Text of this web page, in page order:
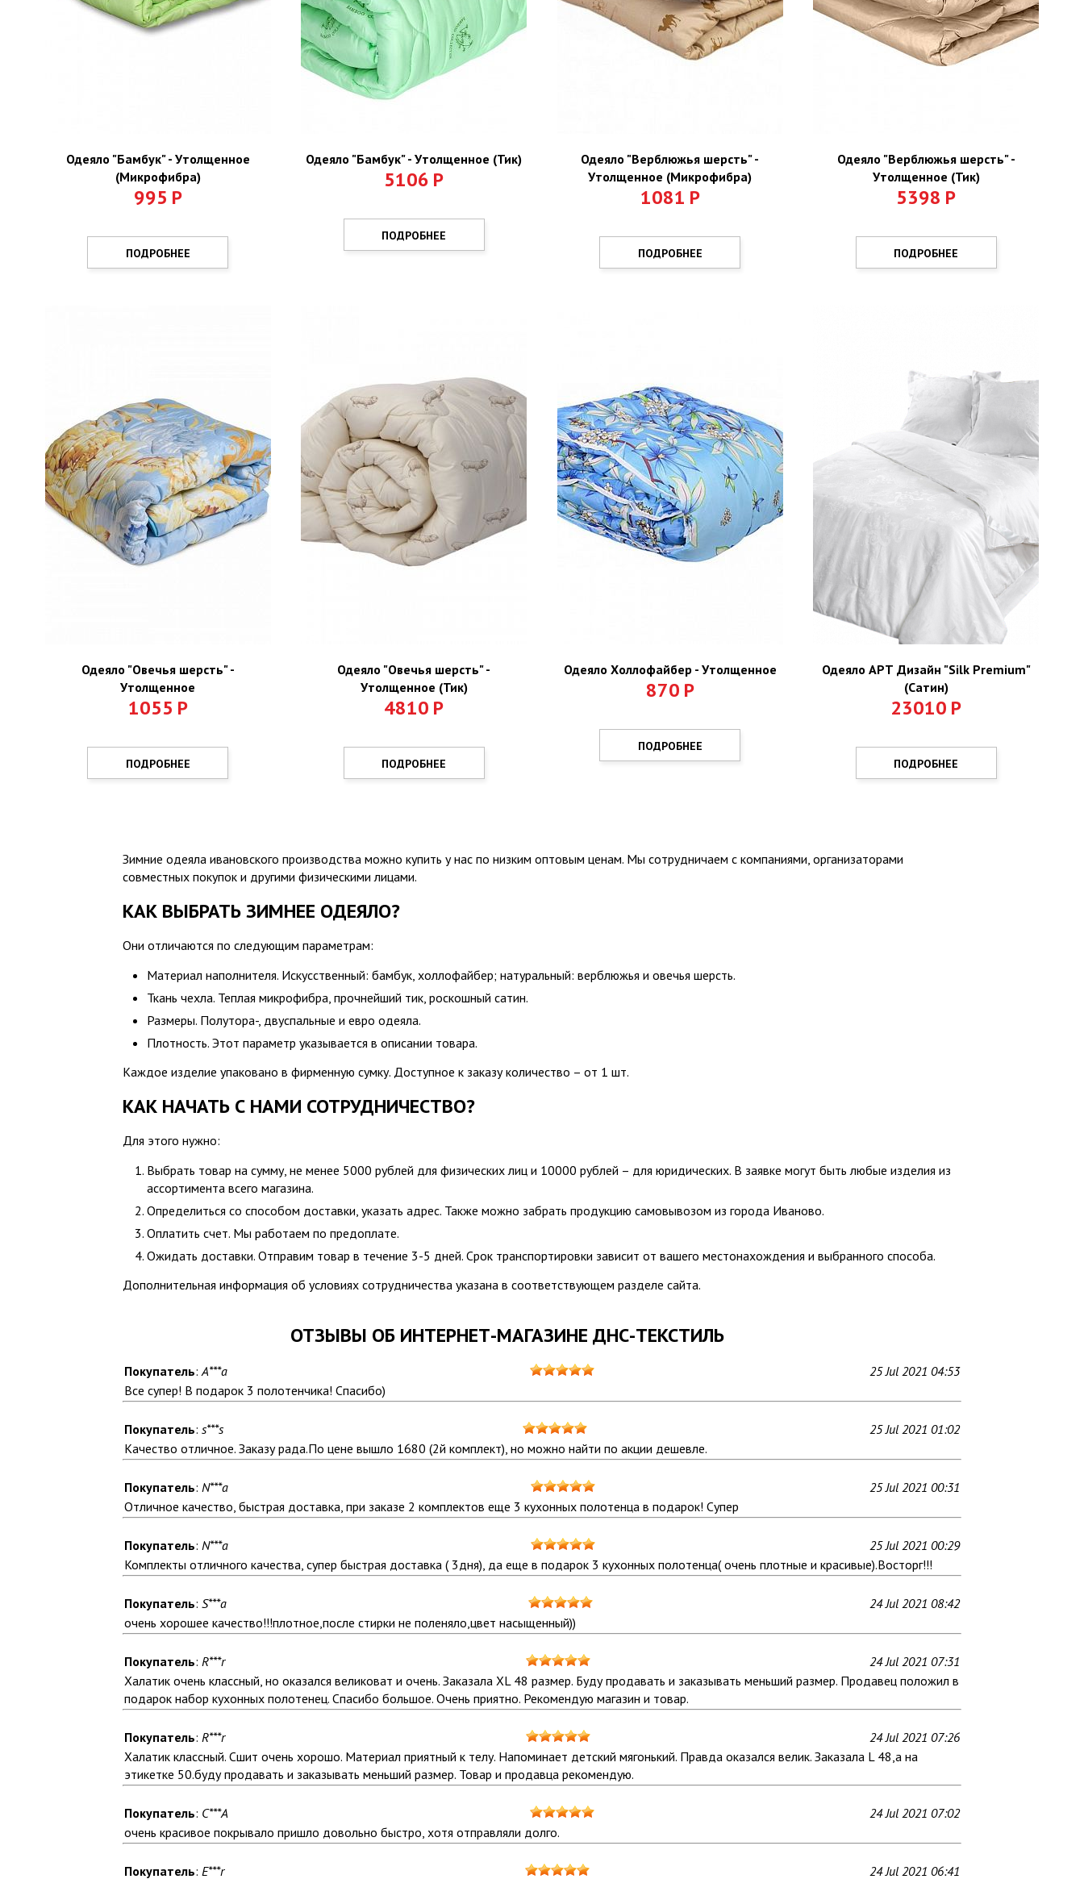
Одеяло "Бамбук" - Утолщенное
(Микрофибра)
995 Р
ПОДРОБНЕЕ
Одеяло "Бамбук" - Утолщенное (Тик)
5106 Р
ПОДРОБНЕЕ
Одеяло "Верблюжья шерсть" -
Утолщенное (Микрофибра)
1081 Р
ПОДРОБНЕЕ
Одеяло "Верблюжья шерсть" -
Утолщенное (Тик)
5398 Р
ПОДРОБНЕЕ
Одеяло "Овечья шерсть" -
Утолщенное
1055 Р
ПОДРОБНЕЕ
Одеяло "Овечья шерсть" -
Утолщенное (Тик)
4810 Р
ПОДРОБНЕЕ
Одеяло Холлофайбер - Утолщенное
870 Р
ПОДРОБНЕЕ
Одеяло АРТ Дизайн "Silk Premium"
(Сатин)
23010 Р
ПОДРОБНЕЕ
Зимние одеяла ивановского производства можно купить у нас по низким оптовым ценам. Мы сотрудничаем с компаниями, организаторами
совместных покупок и другими физическими лицами.
КАК ВЫБРАТЬ ЗИМНЕЕ ОДЕЯЛО?
Они отличаются по следующим параметрам:
Материал наполнителя. Искусственный: бамбук, холлофайбер; натуральный: верблюжья и овечья шерсть.
Ткань чехла. Теплая микрофибра, прочнейший тик, роскошный сатин.
Размеры. Полутора-, двуспальные и евро одеяла.
Плотность. Этот параметр указывается в описании товара.
Каждое изделие упаковано в фирменную сумку. Доступное к заказу количество – от 1 шт.
КАК НАЧАТЬ С НАМИ СОТРУДНИЧЕСТВО?
Для этого нужно:
Выбрать товар на сумму, не менее 5000 рублей для физических лиц и 10000 рублей – для юридических. В заявке могут быть любые изделия из
ассортимента всего магазина.
Определиться со способом доставки, указать адрес. Также можно забрать продукцию самовывозом из города Иваново.
Оплатить счет. Мы работаем по предоплате.
Ожидать доставки. Отправим товар в течение 3-5 дней. Срок транспортировки зависит от вашего местонахождения и выбранного способа.
Дополнительная информация об условиях сотрудничества указана в соответствующем разделе сайта.
ОТЗЫВЫ ОБ ИНТЕРНЕТ-МАГАЗИНЕ ДНС-ТЕКСТИЛЬ
Покупатель:A***a
25 Jul 2021 04:53
Все супер! В подарок 3 полотенчика! Спасибо)
Покупатель: s***s
25 Jul 2021 01:02
Качество отличное. Заказу рада.По цене вышло 1680 (2й комплект), но можно найти по акции дешевле.
Покупатель: N***a
25 Jul 2021 00:31
Отличное качество, быстрая доставка, при заказе 2 комплектов еще 3 кухонных полотенца в подарок! Супер
Покупатель: N***a
25 Jul 2021 00:29
Комплекты отличного качества, супер быстрая доставка ( 3дня), да еще в подарок 3 кухонных полотенца( очень плотные и красивые).Восторг!!!
Покупатель: S***a
24 Jul 2021 08:42
очень хорошее качество!!!плотное,после стирки не поленяло,цвет насыщенный))
Покупатель: R***r
24 Jul 2021 07:31
Халатик очень классный, но оказался великоват и очень. Заказала XL 48 размер. Буду продавать и заказывать меньший размер. Продавец положил в
подарок набор кухонных полотенец. Спасибо большое. Очень приятно. Рекомендую магазин и товар.
Покупатель: R***r
24 Jul 2021 07:26
Халатик классный. Сшит очень хорошо. Материал приятный к телу. Напоминает детский мягонький. Правда оказался велик. Заказала L 48,а на
этикетке 50.буду продавать и заказывать меньший размер. Товар и продавца рекомендую.
Покупатель: C***A
24 Jul 2021 07:02
очень красивое покрывало пришло довольно быстро, хотя отправляли долго.
Покупатель: E***r 24 Jul 2021 06:41